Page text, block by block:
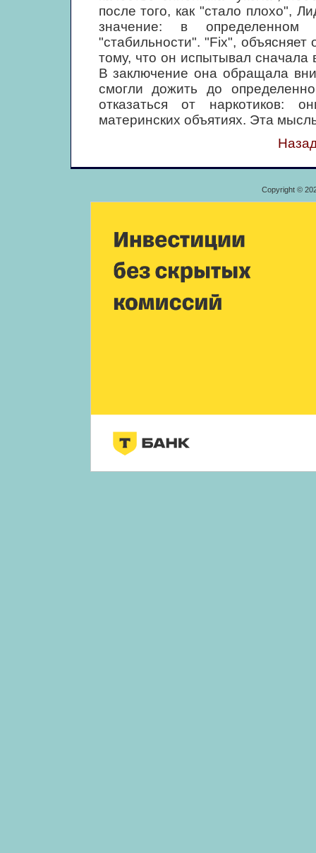
после того, как "стало плохо",
значение: в
"стабильности". "Fix",
тому, что он испытывал сначала
В заключение она обращала
смогли дожить до
отказаться от наркотиков:
материнских объятиях. Эта
Copyright ©